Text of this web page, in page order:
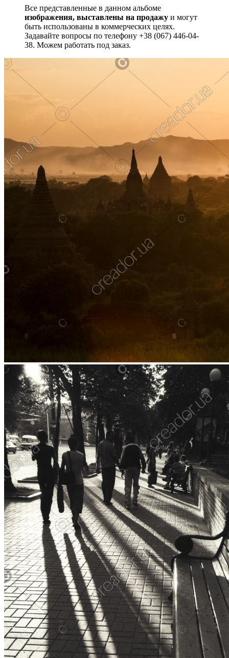
Все представленные в данном альбоме
изображения, выставлены на продажу и могут
быть использованы в коммерческих целях.
Задавайте вопросы по телефону +38 (067) 446-04-
38. Можем работать под заказ.